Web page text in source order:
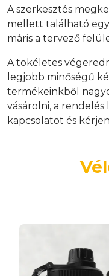
A szerkesztés
mellett található
máris a tervező
A tökéletes
legjobb minőségű
termékeinkből
vásárolni, a
kapcsolatot és